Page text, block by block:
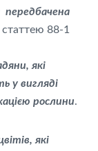
передбачена
статтею 88-1
які
у вигляді
рослини.
які